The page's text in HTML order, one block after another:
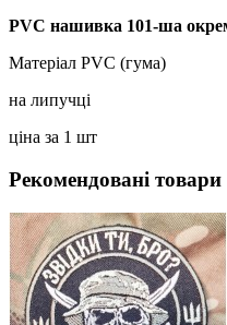
PVC нашивка 101-ша
Матеріал PVC (гума)
на липучці
ціна за 1 шт
Рекомендовані товари